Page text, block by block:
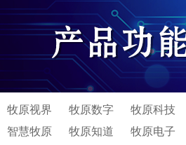
牧原视界 牧原数字 牧原科技
智慧牧原
牧原知道 牧原电子